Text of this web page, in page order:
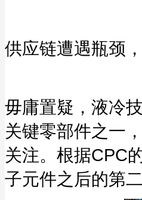
供应链遭遇瓶颈
毋庸置疑，液冷
关键零部件之一
关注。根据CPC
子元件之后的第